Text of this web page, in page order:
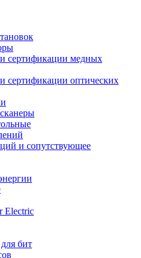
сертификации медных
сертификации оптических
и сопутствующее
Electric
бит